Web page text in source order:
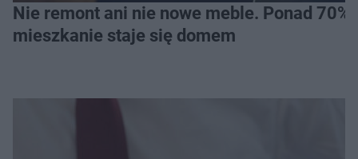
Nie remont ani nie nowe meble. Ponad
mieszkanie staje się domem